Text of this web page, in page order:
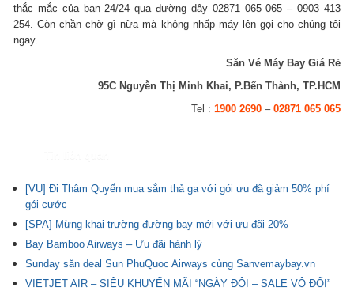
thắc mắc của bạn 24/24 qua đường dây 02871 065 065 – 0903 413
254. Còn chần chờ gì nữa mà không nhấp máy lên gọi cho chúng tôi
ngay.
Săn Vé Máy Bay Giá Rẻ
95C Nguyễn Thị Minh Khai, P.Bến Thành, TP.HCM
Tel : 1900 2690– 02871 065 065
[VU] Đi Thâm Quyến mua sắm thả ga với gói ưu đã giảm 50% phí
gói cước
[SPA] Mừng khai trường đường bay mới với ưu đãi 20%
Bay Bamboo Airways – Ưu đãi hành lý
Sunday săn deal Sun PhuQuoc Airways cùng Sanvemaybay.vn
VIETJET AIR – SIÊU KHUYẾN MÃI “NGÀY ĐÔI – SALE VÔ ĐỐI”